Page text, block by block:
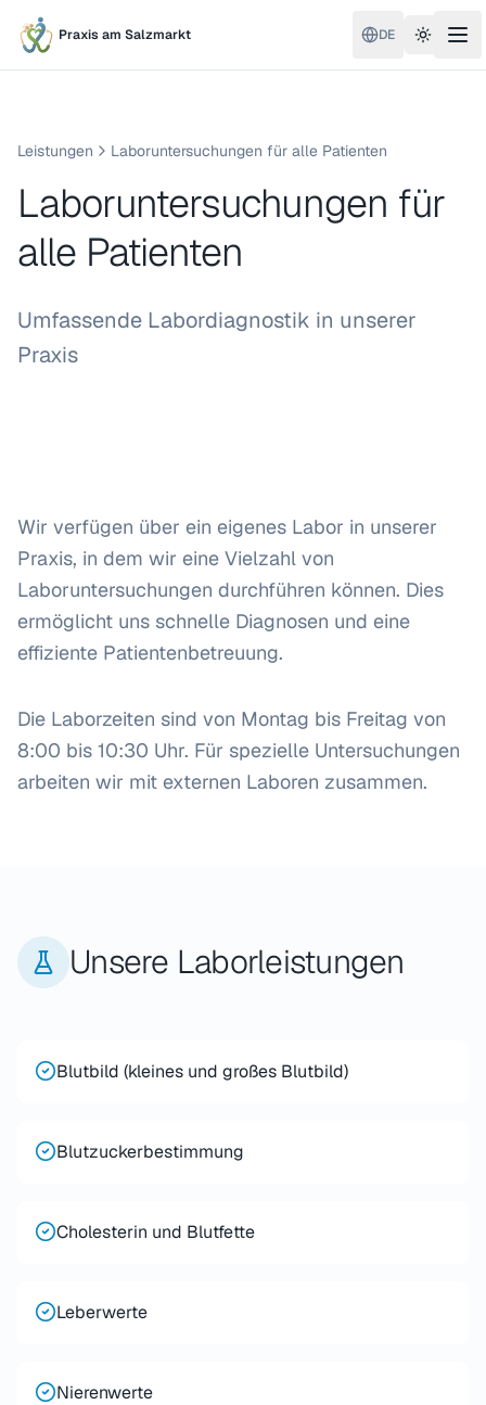
Praxis am Salzmarkt DE Toggle
Leistungen Laboruntersuchungen für alle Patienten
Laboruntersuchungen für
alle Patienten
Umfassende Labordiagnostik in unserer
Praxis
Wir verfügen über ein eigenes Labor in unserer
Praxis, in dem wir eine Vielzahl von
Laboruntersuchungen durchführen können. Dies
ermöglicht uns schnelle Diagnosen und eine
effiziente Patientenbetreuung.
Die Laborzeiten sind von Montag bis Freitag von
8:00 bis 10:30 Uhr. Für spezielle Untersuchungen
arbeiten wir mit externen Laboren zusammen.
Unsere Laborleistungen
Blutbild (kleines und großes Blutbild)
Blutzuckerbestimmung
Cholesterin und Blutfette
Leberwerte
Nierenwerte